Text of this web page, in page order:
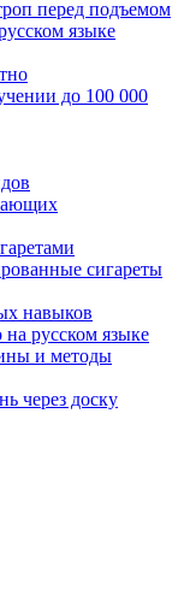
перед подъемом
языке
до 100 000
сигареты
навыков
русском языке
и методы
через доску